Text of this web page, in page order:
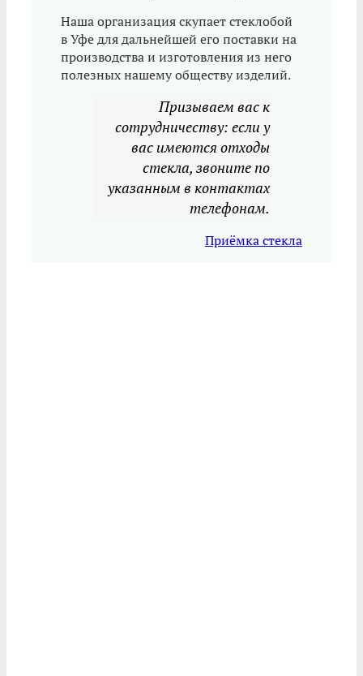
Наша организация скупает стеклобой
в Уфе для дальнейшей его поставки на
производства и изготовления из него
полезных нашему обществу изделий.
Призываем вас к
сотрудничеству: если у
вас имеются отходы
стекла, звоните по
указанным в контактах
телефонам.
Приёмка стекла